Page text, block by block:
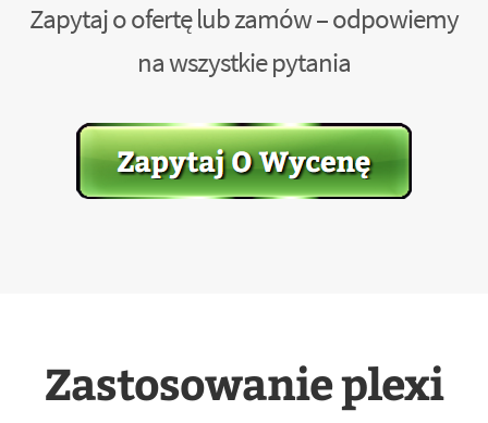
Zapytaj o ofertę lub zamów – odpowiemy
na wszystkie pytania
Zastosowanie plexi